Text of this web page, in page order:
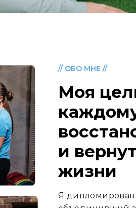
// ОБО МНЕ //
Моя
и
жизни
Я